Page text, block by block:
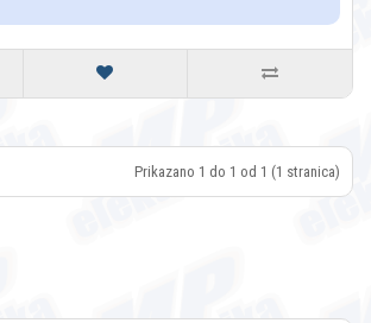
Prikazano 1 do 1 od 1 (1 stranica)